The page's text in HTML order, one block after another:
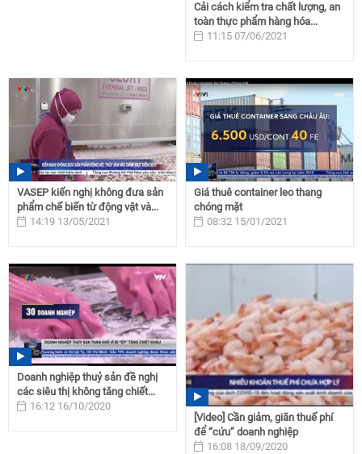
Cải cách kiểm tra chất lượng, an
toàn thực phẩm hàng hóa...
11:15 07/06/2021
VASEP kiến nghị không đưa sản
phẩm chế biến từ động vật và...
14:19 13/05/2021
Giá thuê container leo thang
chóng mặt
08:32 15/01/2021
Doanh nghiệp thuỷ sản đề nghị
các siêu thị không tăng chiết...
16:12 16/10/2020
[Video] Cần giảm, giãn thuế phí
để “cứu” doanh nghiệp
16:08 18/09/2020